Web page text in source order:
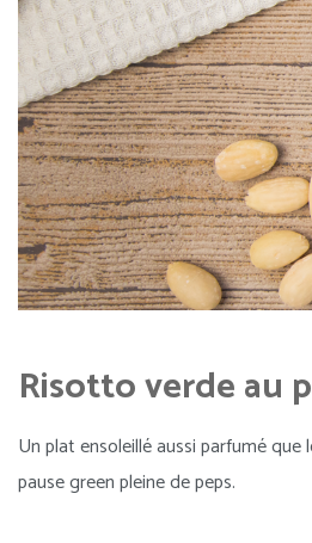
Risotto verde au
Un plat ensoleillé aussi parfumé
pause green pleine de peps.